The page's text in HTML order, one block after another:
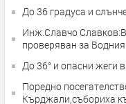
До 36 градуса и
Инж.Славчо
проверяван за
До 36° и опасни жеги
Поредно
Кърджали,събориха